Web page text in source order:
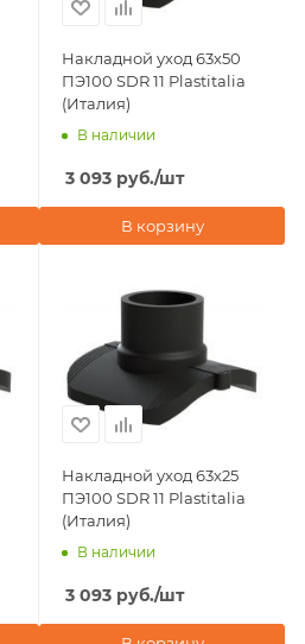
Накладной уход 63х50
ПЭ100 SDR 11 Plastitalia
(Италия)
В наличии
3 093 руб./шт
В корзину
Накладной уход 63х25
ПЭ100 SDR 11 Plastitalia
(Италия)
В наличии
3 093 руб./шт